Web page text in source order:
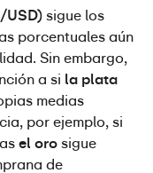
USD) sigue los
porcentuales aún
Sin embargo,
a si la plata
medias
el oro sigue
de